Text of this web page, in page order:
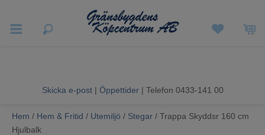
Sommarrea
Vitvaror
Skicka e-post | Öppettider| Telefon 0433-141 00
Hem / Hem & Fritid / Utemiljö / Stegar / Trappa Skyddsr 160 cm
Hjulbalk